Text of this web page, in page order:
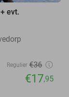
evt.
Regulier €36
€17,95